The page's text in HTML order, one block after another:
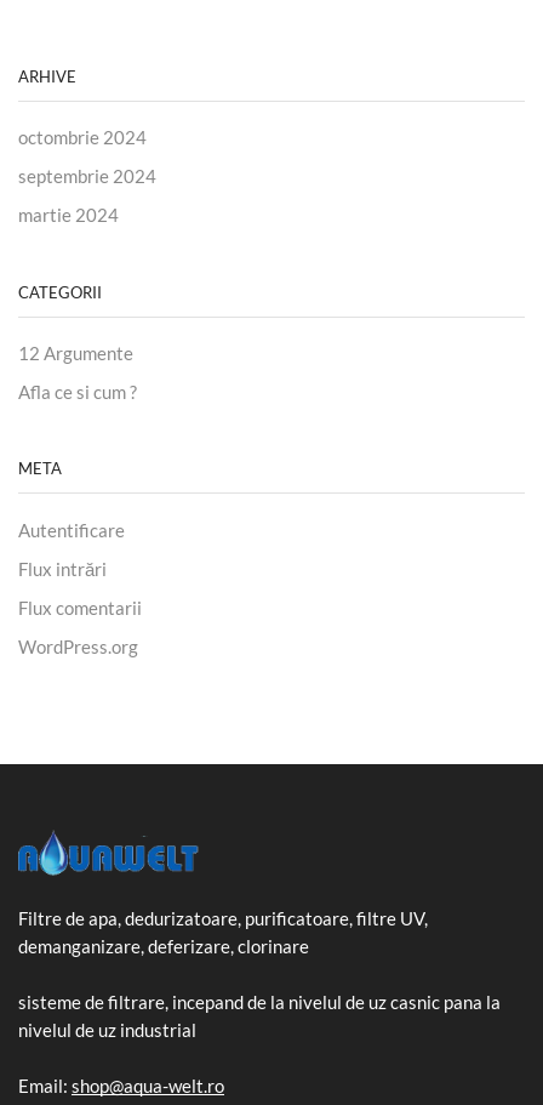
ARHIVE
octombrie 2024
septembrie 2024
martie 2024
CATEGORII
12 Argumente
Afla ce si cum ?
META
Autentificare
Flux intrări
Flux comentarii
WordPress.org
Filtre de apa, dedurizatoare, purificatoare, filtre UV,
demanganizare, deferizare, clorinare
sisteme de filtrare, incepand de la nivelul de uz casnic pana la
nivelul de uz industrial
Email: shop@aqua-welt.ro